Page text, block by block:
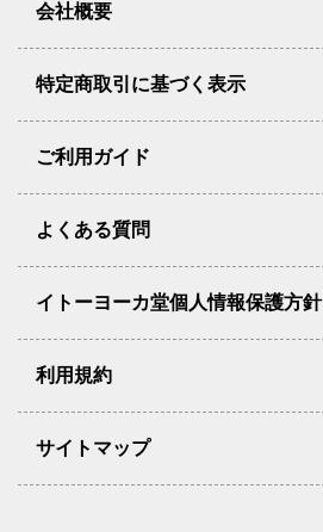
会社概要
特定商取引に基づく表示
ご利用ガイド
よくある質問
イトーヨーカ堂個人情報保護方針
利用規約
サイトマップ